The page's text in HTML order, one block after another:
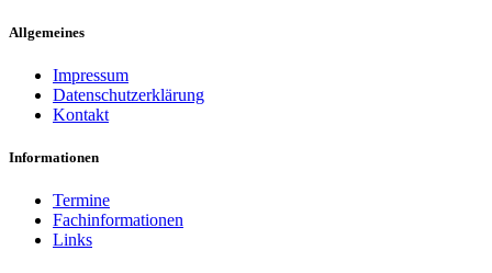
Allgemeines
Impressum
Datenschutzerklärung
Kontakt
Informationen
Termine
Fachinformationen
Links